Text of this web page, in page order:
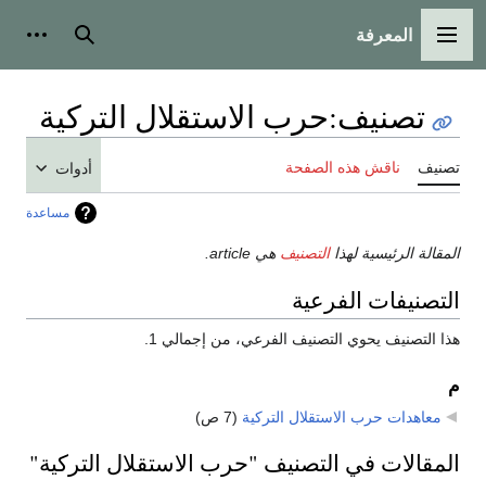
القائمة الرئيسية
المعرفة بحث
تصنيف:حرب الاستقلال التركية
تصنيف ناقش هذه الصفحة أدوات
مساعدة
المقالة الرئيسية لهذاالتصنيف هي article.
التصنيفات الفرعية
هذا التصنيف يحوي التصنيف الفرعي، من إجمالي 1.
م
معاهدات حرب الاستقلال التركية (7 ص)
المقالات في التصنيف "حرب الاستقلال التركية"